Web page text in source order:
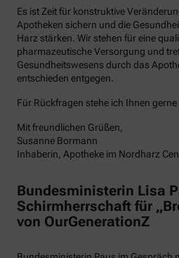
Es ist Zeit für konstruktive
Apotheken sichern und die
Harz stärken. Wir stehen für eine
pharmazeutische Versorgung und
Gesundheitswesens durch das
entschieden entgegen.
Für Rückfragen stehe ich Ihnen gerne
Mit freundlichen Grüßen,
Susanne Bormann
Inhaberin, Apotheke im Nordharz
Bundesministerin Lisa
Schirmherrschaft für
von OurGenerationZ